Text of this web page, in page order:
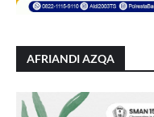
AFRIANDI AZQA